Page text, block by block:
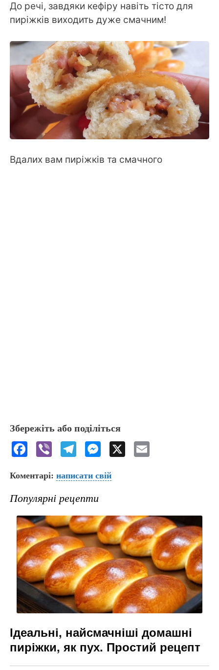
До речі, завдяки кефіру навіть тісто для
пиріжків виходить дуже смачним!
Вдалих вам пиріжків та смачного
Збережіть або поділіться
F
c
e
b
o
o
k
Vi
er
T
e
gr
a
m
M
s
e
n
g
er
X
Коментарі: написати свій
Популярні рецепти
Ідеальні, найсмачніші домашні
пиріжки, як пух. Простий рецепт